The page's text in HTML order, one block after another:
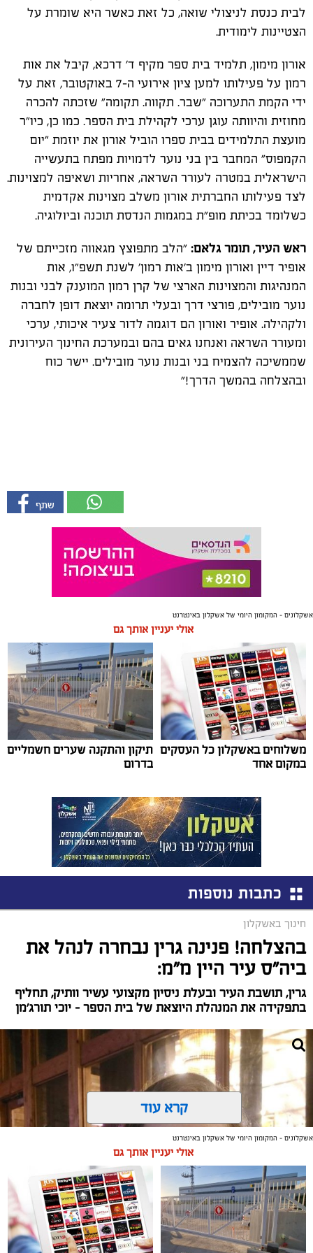
לבית כנסת לניצולי שואה, כל זאת כאשר היא שומרת על
הצטיינות לימודית.
אורון מימון, תלמיד בית ספר מקיף ד' דרכא, קיבל את אות
רמון על פעילותו למען ציון אירועי ה-7 באוקטובר, זאת על
ידי הקמת התערוכה "שבר. תקווה. תקומה" שזכתה להכרה
מחוזית והיוותה עוגן ערכי לקהילת בית הספר. כמו כן, כיו"ר
מועצת התלמידים בבית ספרו הוביל אורון את יוזמת "יום
הקמפוס" המחבר בין בני נוער לדמויות מפתח בתעשייה
הישראלית במטרה לעורר השראה, אחריות ושאיפה למצוינות.
לצד פעילותו החברתית אורון משלב מצוינות אקדמית
כשלומד בכיתת מופ"ת במגמות הנדסת תוכנה וביולוגיה.
ראש העיר, תומר גלאם: "הלב מתפוצץ מגאווה מזכייתם של
אופיר דיין ואורון מימון ב׳אות רמון׳ לשנת תשפ״ו, אות
המנהיגות והמצוינות הארצי של קרן רמון המוענק לבני ובנות
נוער מובילים, פורצי דרך ובעלי תרומה יוצאת דופן לחברה
ולקהילה. אופיר ואורון הם דוגמה לדור צעיר איכותי, ערכי
ומעורר השראה ואנחנו גאים בהם ובמערכת החינוך העירונית
שממשיכה להצמיח בני ובנות נוער מובילים. יישר כוח
ובהצלחה בהמשך הדרך!"
אשקלונים - המקומון היומי של אשקלון באינטרנט
אולי יעניין אותך גם
משלוחים באשקלון כל העסקים
במקום אחד
תיקון והתקנה שערים חשמליים
בדרום
כתבות נוספות
חינוך באשקלון
בהצלחה! פנינה גרין נבחרה לנהל את
ביה"ס עיר היין מ"מ:
גרין, תושבת העיר ובעלת ניסיון מקצועי עשיר וותיק, תחליף
בתפקידה את המנהלת היוצאת של בית הספר – יוכי תורג'מן
קרא עוד
אשקלונים - המקומון היומי של אשקלון באינטרנט
אולי יעניין אותך גם